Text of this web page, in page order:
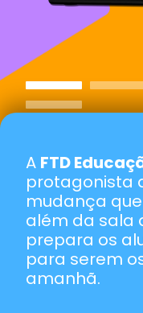
A FTD
protagonista
mudança
além da sala
prepara os
para serem
amanhã.